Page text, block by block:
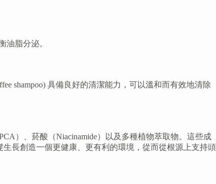
油脂分泌。
shampoo) 具備良好的清潔能力，可以溫和而有效地清除
）、菸酸（Niacinamide）以及多種植物萃取物。這些成
長創造一個更健康、更有利的環境，從而從根源上支持頭